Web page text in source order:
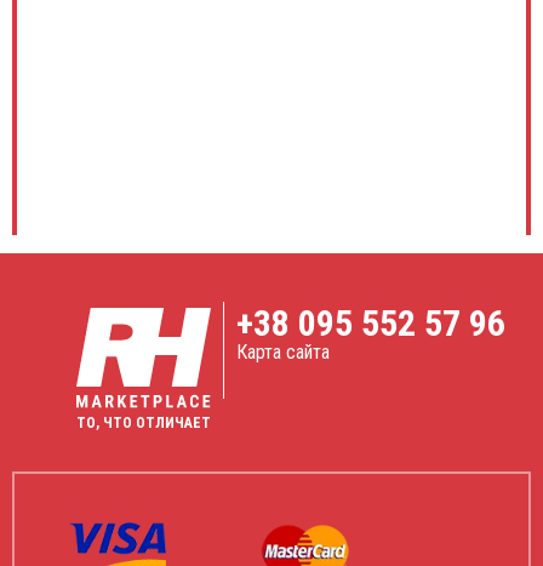
ТО, ЧТО ОТЛИЧАЕТ
+38 095 552 57 96
Карта сайта